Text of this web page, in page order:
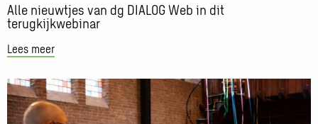
Alle nieuwtjes van dg DIALOG Web in dit
terugkijkwebinar
Lees meer
Lees
meer
over